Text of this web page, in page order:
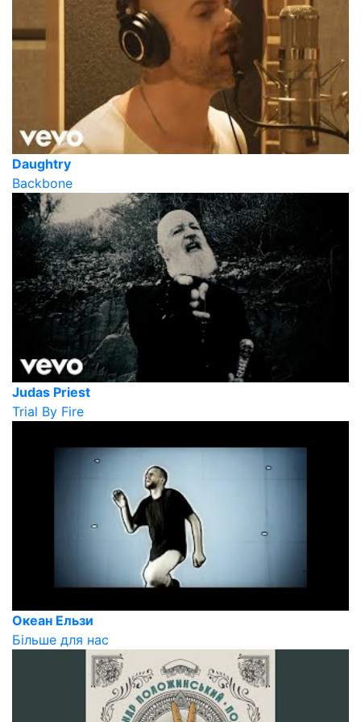
Daughtry
Backbone
Judas Priest
Trial By Fire
Океан Ельзи
Більше для нас